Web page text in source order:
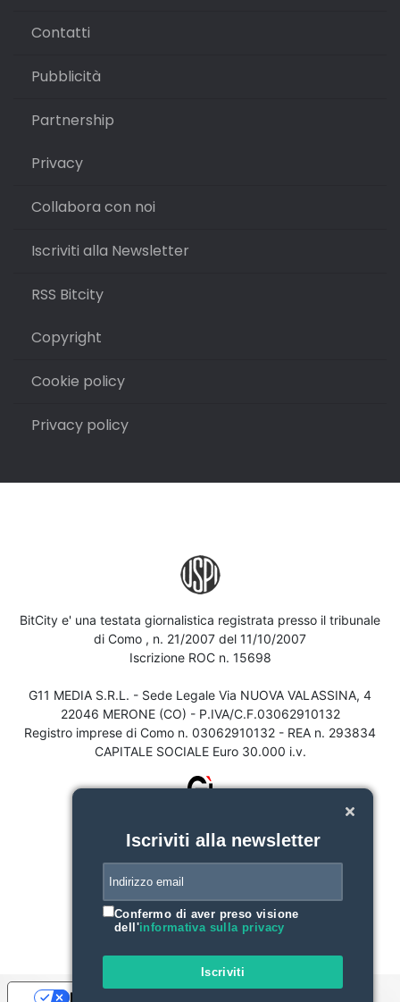
Contatti
Pubblicità
Partnership
Privacy
Collabora con noi
Iscriviti alla Newsletter
RSS Bitcity
Copyright
Cookie policy
Privacy policy
BitCity e' una testata giornalistica registrata presso il tribunale
di Como , n. 21/2007 del 11/10/2007
Iscrizione ROC n. 15698
G11 MEDIA S.R.L. - Sede Legale Via NUOVA VALASSINA, 4
22046 MERONE (CO) - P.IVA/C.F.03062910132
Registro imprese di Como n. 03062910132 - REA n. 293834
CAPITALE SOCIALE Euro 30.000 i.v.
Iscriviti alla newsletter
Confermo di aver preso visione
dell'informativa sulla privacy
Iscriviti
Le tue preferenze relative alla privacy